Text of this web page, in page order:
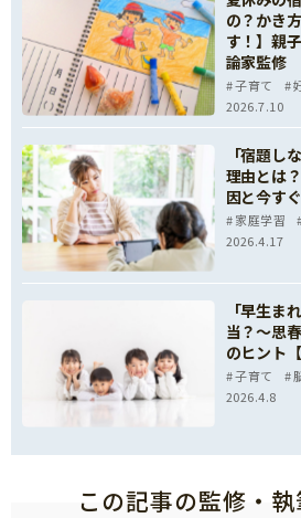
の？かき
す！】親
論家監修
子育て
2026.7.10
「宿題し
理由とは
因と今す
家庭学習
2026.4.17
「早生ま
当？～思
のヒント
子育て
2026.4.8
この記事の監修・